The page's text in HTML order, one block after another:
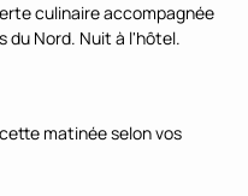
culinaire accompagnée
du Nord. Nuit à l'hôtel.
matinée selon vos